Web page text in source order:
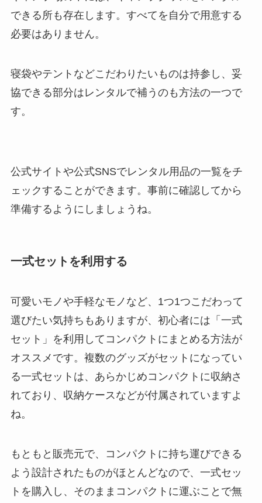
できる所も存在します。すべてを自分で用意する
必要はありません。
寝袋やテントなどこだわりたいものは持参し、妥
協できる部分はレンタルで補うのも方法の一つで
す。
公式サイトや公式SNSでレンタル用品の一覧をチ
ェックすることができます。事前に確認してから
準備するようにしましょうね。
一式セットを利用する
可愛いモノや手軽なモノなど、1つ1つこだわって
選びたい気持ちもありますが、初心者には「一式
セット」を利用してコンパクトにまとめる方法が
オススメです。複数のグッズがセットになってい
る一式セットは、あらかじめコンパクトに収納さ
れており、収納ケースなどが付属されていますよ
ね。
もともと販売元で、コンパクトに持ち運びできる
よう設計されたものがほとんどなので、一式セッ
トを購入し、そのままコンパクトに運ぶことで無